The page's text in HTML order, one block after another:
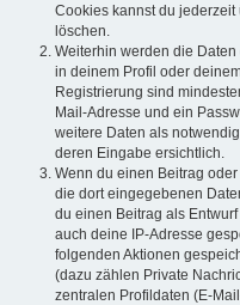
Cookies kannst du jederzeit
löschen.
Weiterhin werden die
in deinem Profil oder
Registrierung sind
Mail-Adresse und ein
weitere Daten als
deren Eingabe ersichtlich.
Wenn du einen Beitrag
die dort eingegebenen
du einen Beitrag als
auch deine IP-Adresse
folgenden Aktionen
(dazu zählen Private
zentralen Profildaten (E-